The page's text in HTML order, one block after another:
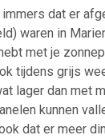
dat er
waren in
met je
tijdens grijs
lager dan met
kunnen
dat er meer